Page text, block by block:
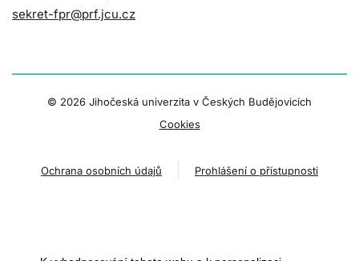
sekret-fpr@prf.jcu.cz
© 2026 Jihočeská univerzita v Českých Budějovicích
Cookies
Ochrana osobních údajů Prohlášení o přístupnosti